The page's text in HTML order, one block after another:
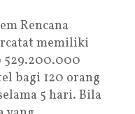
Rencana
memiliki
529.200.000
bagi 120 orang
5 hari. Bila